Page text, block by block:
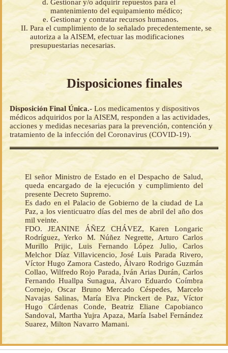
Gestionar y/o adquirir repuestos para el
mantenimiento del equipamiento médico;
Gestionar y contratar recursos humanos.
Para el cumplimiento de lo señalado precedentemente, se
autoriza a la AISEM, efectuar las modificaciones
presupuestarias necesarias.
Disposiciones finales
Disposición Final Única.- Los medicamentos y dispositivos
médicos adquiridos por la AISEM, responden a las actividades,
acciones y medidas necesarias para la prevención, contención y
tratamiento de la infección del Coronavirus (COVID-19).
El señor Ministro de Estado en el Despacho de Salud,
queda encargado de la ejecución y cumplimiento del
presente Decreto Supremo.
Es dado en el Palacio de Gobierno de la ciudad de La
Paz, a los vienticuatro días del mes de abril del año dos
mil veinte.
FDO. JEANINE ÁÑEZ CHÁVEZ, Karen Longaric
Rodríguez, Yerko M. Núñez Negrette, Arturo Carlos
Murillo Prijic, Luis Fernando López Julio, Carlos
Melchor Díaz Villavicencio, José Luis Parada Rivero,
Víctor Hugo Zamora Castedo, Álvaro Rodrigo Guzmán
Collao, Wilfredo Rojo Parada, Iván Arias Durán, Carlos
Fernando Huallpa Sunagua, Álvaro Eduardo Coímbra
Cornejo, Oscar Bruno Mercado Céspedes, Marcelo
Navajas Salinas, María Elva Pinckert de Paz, Víctor
Hugo Cárdenas Conde, Beatriz Eliane Capobianco
Sandoval, Martha Yujra Apaza, María Isabel Fernández
Suarez, Milton Navarro Mamani.